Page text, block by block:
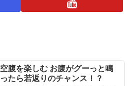
空腹を楽しむ お腹がグーっと鳴
ったら若返りのチャンス！？